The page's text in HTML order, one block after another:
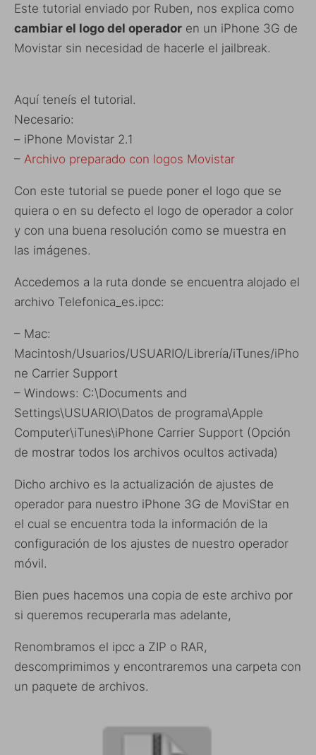
Este tutorial enviado por Ruben, nos explica como
cambiar el logo del operador en un iPhone 3G de
Movistar sin necesidad de hacerle el jailbreak.
Aquí teneís el tutorial.
Necesario:
– iPhone Movistar 2.1
– Archivo preparado con logos Movistar
Con este tutorial se puede poner el logo que se
quiera o en su defecto el logo de operador a color
y con una buena resolución como se muestra en
las imágenes.
Accedemos a la ruta donde se encuentra alojado el
archivo Telefonica_es.ipcc:
– Mac:
Macintosh/Usuarios/USUARIO/Librería/iTunes/iPho
ne Carrier Support
– Windows: C:\Documents and
Settings\USUARIO\Datos de programa\Apple
Computer\iTunes\iPhone Carrier Support (Opción
de mostrar todos los archivos ocultos activada)
Dicho archivo es la actualización de ajustes de
operador para nuestro iPhone 3G de MoviStar en
el cual se encuentra toda la información de la
configuración de los ajustes de nuestro operador
móvil.
Bien pues hacemos una copia de este archivo por
si queremos recuperarla mas adelante,
Renombramos el ipcc a ZIP o RAR,
descomprimimos y encontraremos una carpeta con
un paquete de archivos.